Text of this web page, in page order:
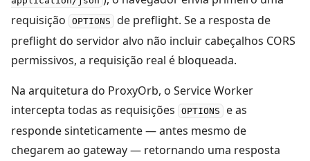
requisição
OPTIONS
de preflight. Se a resposta de
preflight do servidor alvo não incluir cabeçalhos CORS
permissivos, a requisição real é bloqueada.
Na arquitetura do ProxyOrb, o Service Worker
intercepta todas as requisições
OPTIONS
e as
responde sinteticamente — antes mesmo de
chegarem ao gateway — retornando uma resposta